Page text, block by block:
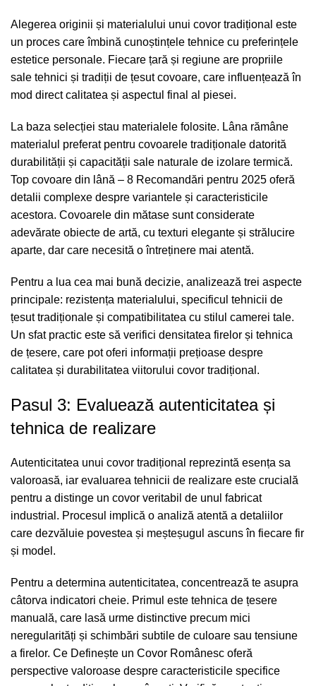
Alegerea originii și materialului unui covor tradițional este
un proces care îmbină cunoștințele tehnice cu preferințele
estetice personale. Fiecare țară și regiune are propriile
sale tehnici și tradiții de țesut covoare, care influențează în
mod direct calitatea și aspectul final al piesei.
La baza selecției stau materialele folosite. Lâna rămâne
materialul preferat pentru covoarele tradiționale datorită
durabilității și capacității sale naturale de izolare termică.
Top covoare din lână – 8 Recomandări pentru 2025 oferă
detalii complexe despre variantele și caracteristicile
acestora. Covoarele din mătase sunt considerate
adevărate obiecte de artă, cu texturi elegante și strălucire
aparte, dar care necesită o întreținere mai atentă.
Pentru a lua cea mai bună decizie, analizează trei aspecte
principale: rezistența materialului, specificul tehnicii de
țesut tradiționale și compatibilitatea cu stilul camerei tale.
Un sfat practic este să verifici densitatea firelor și tehnica
de țesere, care pot oferi informații prețioase despre
calitatea și durabilitatea viitorului covor tradițional.
Pasul 3: Evaluează autenticitatea și
tehnica de realizare
Autenticitatea unui covor tradițional reprezintă esența sa
valoroasă, iar evaluarea tehnicii de realizare este crucială
pentru a distinge un covor veritabil de unul fabricat
industrial. Procesul implică o analiză atentă a detaliilor
care dezvăluie povestea și meșteșugul ascuns în fiecare fir
și model.
Pentru a determina autenticitatea, concentrează te asupra
câtorva indicatori cheie. Primul este tehnica de țesere
manuală, care lasă urme distinctive precum mici
neregularități și schimbări subtile de culoare sau tensiune
a firelor. Ce Definește un Covor Românesc oferă
perspective valoroase despre caracteristicile specifice